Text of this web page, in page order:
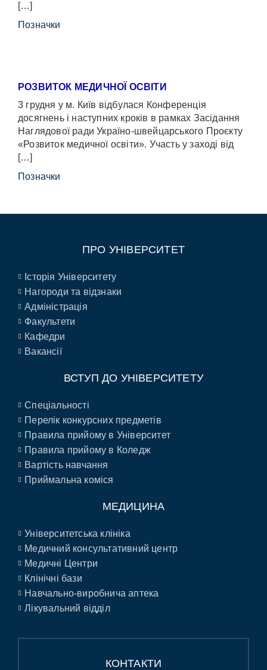
[…]
Позначки
РОЗВИТОК МЕДИЧНОЇ ОСВІТИ
3 грудня у м. Київ відбулася Конференція
досягнень і наступних кроків в рамках Засідання
Наглядової ради Україно-швейцарського Проєкту
«Розвиток медичної освіти». Участь у заході від
[…]
Позначки
ПРО УНІВЕРСИТЕТ
Історія Університету
Нагороди та відзнаки
Адміністрація
Факультети
Кафедри
Вакансії
ВСТУП ДО УНІВЕРСИТЕТУ
Спеціальності
Перелік конкурсних предметів
Правила прийому в Університет
Правила прийому в Коледж
Вартість навчання
Приймальна коміся
МЕДИЦИНА
Університетська клініка
Медичний консультативний центр
Медичні Центри
Клінічні бази
Навчально-виробнича аптека
Лікувальний відділ
КОНТАКТИ